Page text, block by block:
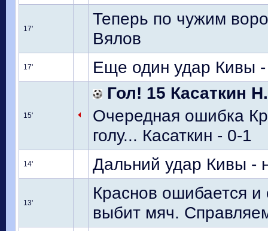
17'
Теперь по чужим
Вялов
17' Еще один удар Кивы
15'
Гол! 15 Касаткин Н.
Очередная ошибка
голу... Касаткин - 0-1
14' Дальний удар Кивы -
13'
Краснов ошибается и
выбит мяч.